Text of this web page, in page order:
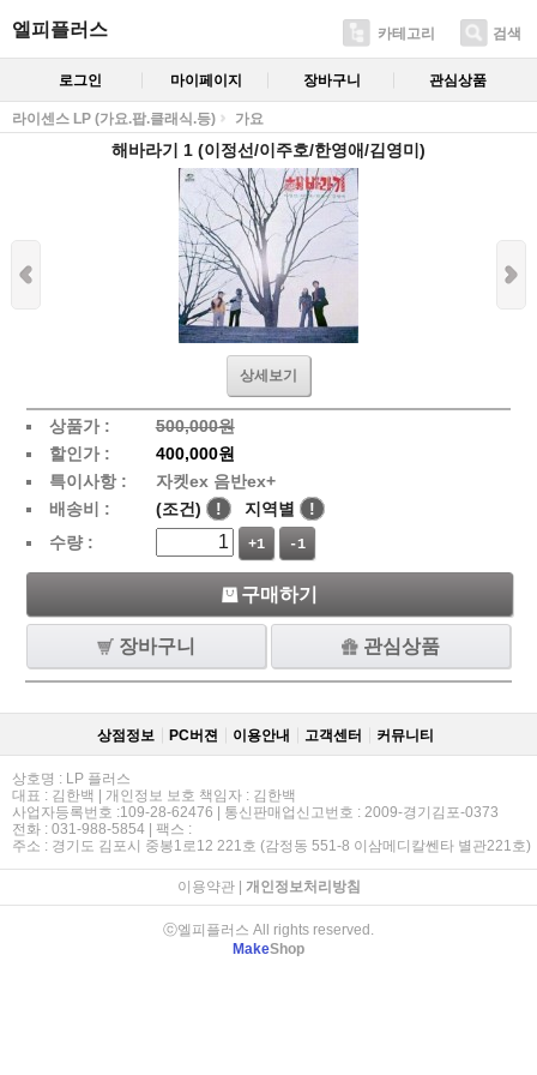
엘피플러스 카테고리 검색
로그인 마이페이지 장바구니 관심상품
라이센스 LP (가요.팝.클래식.등) 가요
해바라기 1 (이정선/이주호/한영애/김영미)
상세보기
상품가 :
500,000원
할인가 :
400,000원
특이사항 :
자켓ex 음반ex+
배송비 :
(조건) ! 지역별
!
수량 :
+1 -1
구매하기
장바구니 관심상품
상점정보 PC버젼 이용안내 고객센터 커뮤니티
상호명 : LP 플러스
대표 : 김한백 | 개인정보 보호 책임자 : 김한백
사업자등록번호 :109-28-62476 | 통신판매업신고번호 : 2009-경기김포-0373
전화 : 031-988-5854 | 팩스 :
주소 : 경기도 김포시 중봉1로12 221호 (감정동 551-8 이삼메디칼쎈타 별관221호)
이용약관| 개인정보처리방침
ⓒ엘피플러스 All rights reserved.
MakeShop